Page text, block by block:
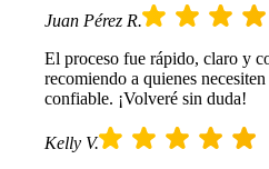
Juan Pérez R.
El proceso fue rápido, claro y
recomiendo a quienes
confiable. ¡Volveré sin duda!
Kelly V.